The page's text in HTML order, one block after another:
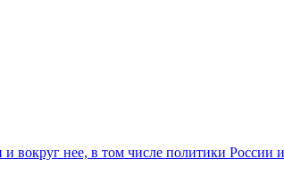
нее, в том числе политики России